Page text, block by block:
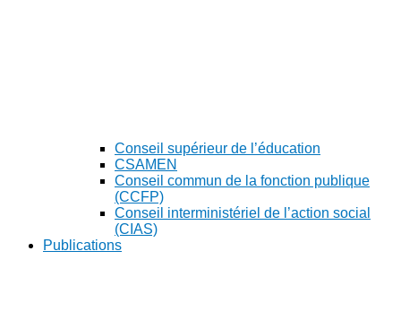
Conseil supérieur de l’éducation
CSAMEN
Conseil commun de la fonction publique
(CCFP)
Conseil interministériel de l’action social
(CIAS)
Publications